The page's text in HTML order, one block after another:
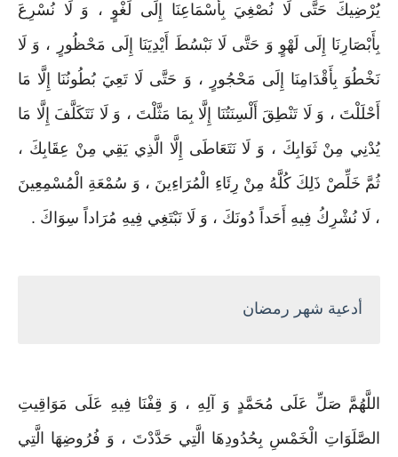
يُرْضِيكَ حَتَّى لَا نُصْغِيَ بِأَسْمَاعِنَا إِلَى لَغْوٍ ، وَ لَا نُسْرِعَ
بِأَبْصَارِنَا إِلَى لَهْوٍ وَ حَتَّى لَا نَبْسُطَ أَيْدِيَنَا إِلَى مَحْظُورٍ ، وَ لَا
نَخْطُوَ بِأَقْدَامِنَا إِلَى مَحْجُورٍ ، وَ حَتَّى لَا تَعِيَ بُطُونُنَا إِلَّا مَا
أَحْلَلْتَ ، وَ لَا تَنْطِقَ أَلْسِنَتُنَا إِلَّا بِمَا مَثَّلْتَ ، وَ لَا نَتَكَلَّفَ إِلَّا مَا
يُدْنِي مِنْ ثَوَابِكَ ، وَ لَا نَتَعَاطَى إِلَّا الَّذِي يَقِي مِنْ عِقَابِكَ ،
ثُمَّ خَلِّصْ ذَلِكَ كُلَّهُ مِنْ رِئَاءِ الْمُرَاءِينَ ، وَ سُمْعَةِ الْمُسْمِعِينَ
، لَا نُشْرِكُ فِيهِ أَحَداً دُونَكَ ، وَ لَا نَبْتَغِي فِيهِ مُرَاداً سِوَاكَ .
أدعية شهر رمضان
اللَّهُمَّ صَلِّ عَلَى مُحَمَّدٍ وَ آلِهِ ، وَ قِفْنَا فِيهِ عَلَى مَوَاقِيتِ
الصَّلَوَاتِ الْخَمْسِ بِحُدُودِهَا الَّتِي حَدَّدْتَ ، وَ فُرُوضِهَا الَّتِي